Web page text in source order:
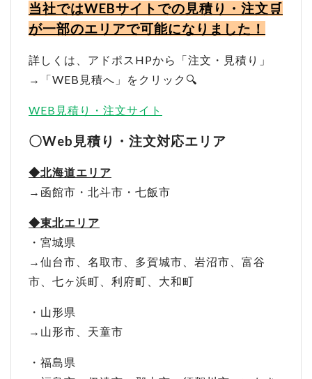
当社ではWEBサイトでの見積り・注文🛒
が一部のエリアで可能になりました！
詳しくは、アドポスHPから「注文・見積り」
→「WEB見積へ」をクリック🔍
WEB見積り・注文サイト
〇Web見積り・注文対応エリア
◆北海道エリア
→函館市・北斗市・七飯市
◆東北エリア
・宮城県
→仙台市、名取市、多賀城市、岩沼市、富谷
市、七ヶ浜町、利府町、大和町
・山形県
→山形市、天童市
・福島県